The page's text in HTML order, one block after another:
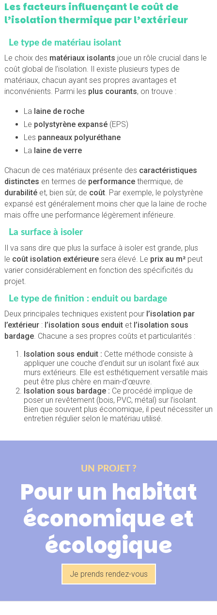
Les facteurs influençant le coût de
l’isolation thermique par l’extérieur
Le type de matériau isolant
Le choix des matériaux isolants joue un rôle crucial dans le
coût global de l’isolation. Il existe plusieurs types de
matériaux, chacun ayant ses propres avantages et
inconvénients. Parmi les plus courants, on trouve :
Lalaine de roche
Le polystyrène expansé(EPS)
Les panneaux polyuréthane
Lalaine de verre
Chacun de ces matériaux présente des caractéristiques
distinctes en termes de performancethermique, de
durabilitéet, bien sûr, de coût. Par exemple, le polystyrène
expansé est généralement moins cher que la laine de roche
mais offre une performance légèrement inférieure.
La surface à isoler
Il va sans dire que plus la surface à isoler est grande, plus
le coût isolation extérieuresera élevé. Le prix au m²peut
varier considérablement en fonction des spécificités du
projet.
Le type de finition : enduit ou bardage
Deux principales techniques existent pour l’isolation par
l’extérieur: l’isolation sous enduitet l’isolation sous
bardage. Chacune a ses propres coûts et particularités :
Isolation sous enduit : Cette méthode consiste à
appliquer une couche d’enduit sur un isolant fixé aux
murs extérieurs. Elle est esthétiquement versatile mais
peut être plus chère en main-d’œuvre.
Isolation sous bardage : Ce procédé implique de
poser un revêtement (bois, PVC, métal) sur l’isolant.
Bien que souvent plus économique, il peut nécessiter un
entretien régulier selon le matériau utilisé.
UN PROJET ?
Pour un habitat
économique et
écologique
Je prends rendez-vous